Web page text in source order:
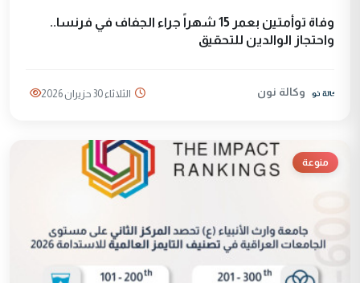
وفاة توأمتين بعمر 15 شهراً جراء الجفاف في فرنسا..
واحتجاز الوالدين للتحقيق
وكالة نون الثلاثاء 30 حزيران 2026
منوعة